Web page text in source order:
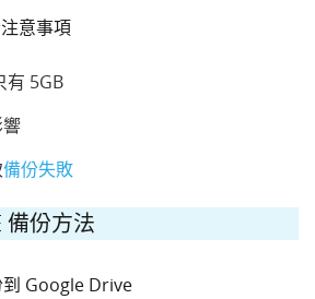
意事項
有 5GB
備份失敗
份方法
Google Drive